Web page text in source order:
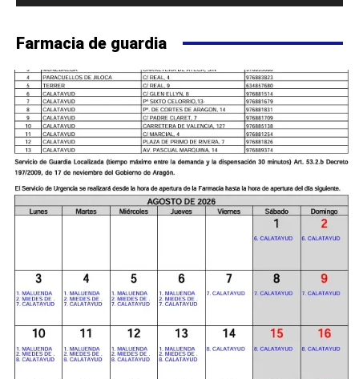
Farmacia de guardia